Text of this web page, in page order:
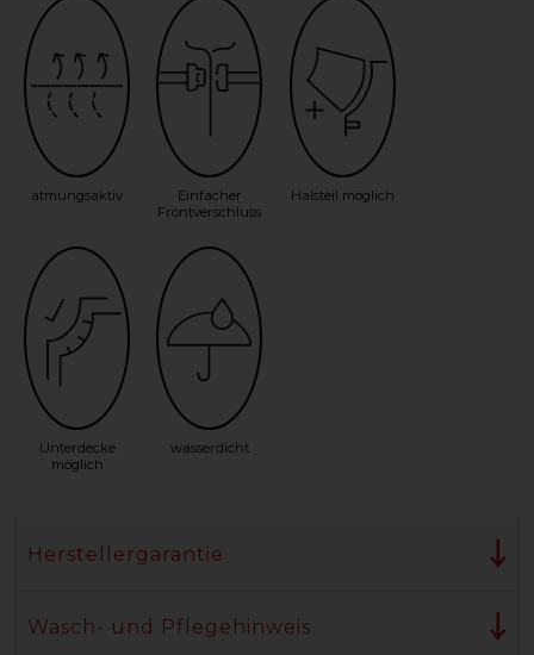
atmungsaktiv
Einfacher
Frontverschluss
Halsteil möglich
Unterdecke
möglich
wasserdicht
Herstellergarantie
Wasch- und Pflegehinweis